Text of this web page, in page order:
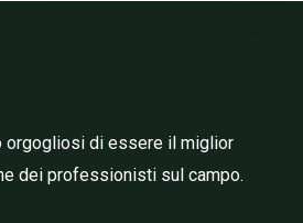
orgogliosi di essere il miglior
dei professionisti sul campo.